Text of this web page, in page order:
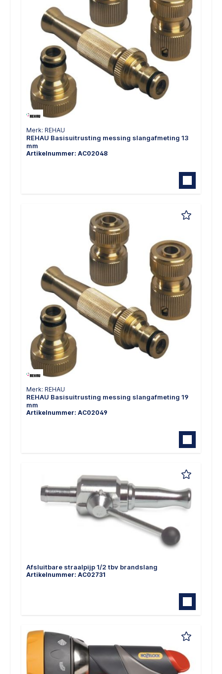
Merk: REHAU
REHAU Basisuitrusting messing slangafmeting 13
mm
Artikelnummer: AC02048
Merk: REHAU
REHAU Basisuitrusting messing slangafmeting 19
mm
Artikelnummer: AC02049
Afsluitbare straalpijp 1/2 tbv brandslang
Artikelnummer: AC02731